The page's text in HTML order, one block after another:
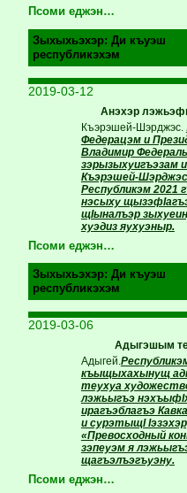
Псоми еджэн…
Зыхыхьэхэр: Ди къуэш
республикэхэм
2019-03-12
Анэхэр
Къэрэшей-Шэрджэс.
Федерацэм и
Владимир
зэрызыхуигъэзам
Къэрэшей-Шэрджэс
Республикэм 2021
нэсыху
щIыналъэр
хуэдиз яухуэныр.
Псоми еджэн…
Зыхыхьэхэр: Ди къуэш
республикэхэм
2019-03-06
Адыгэшым
Адыгей.
къыщыхахынущ
теухуа
лэжьыгъэ
ирагъэблагъэ
и сурэтыщI
«Превосходный
зэпеуэм я
щагъэлъэгъуэну.
Псоми еджэн…